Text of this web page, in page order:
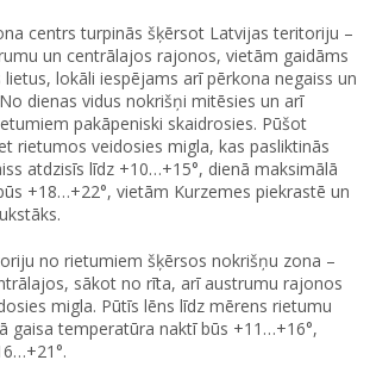
centrs turpinās šķērsot Latvijas teritoriju –
un centrālajos rajonos, vietām gaidāms
lokāli iespējams arī pērkona negaiss un
dienas vidus nokrišņi mitēsies un arī
pakāpeniski skaidrosies. Pūšot
rietumos veidosies migla, kas pasliktinās
atdzisīs līdz +10…+15°, dienā maksimālā
+18…+22°, vietām Kurzemes piekrastē un
no rietumiem šķērsos nokrišņu zona –
sākot no rīta, arī austrumu rajonos
migla. Pūtīs lēns līdz mērens rietumu
gaisa temperatūra naktī būs +11…+16°,